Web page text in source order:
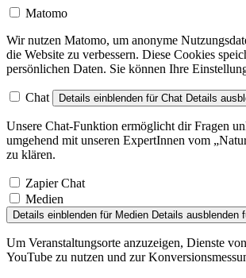
Matomo
Wir nutzen Matomo, um anonyme
die Website zu verbessern. Diese Cookies
persönlichen Daten. Sie können Ihre
Chat Details einblenden für Chat Details
Unsere Chat-Funktion ermöglicht dir Fragen
umgehend mit unseren ExpertInnen vom
zu klären.
Zapier Chat
Medien
Details einblenden für Medien Details ausblenden
Um Veranstaltungsorte anzuzeigen, Dienste
YouTube zu nutzen und zur